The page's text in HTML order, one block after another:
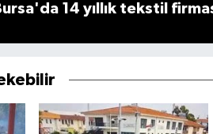
14 yıllık tekstil